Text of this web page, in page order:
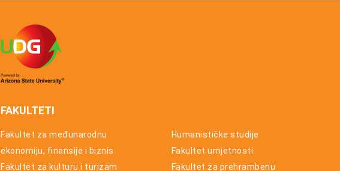
FAKULTETI
Fakultet za međunarodnu
ekonomiju, finansije i biznis
Fakultet za kulturu i turizam
Humanističke studije
Fakultet umjetnosti
Fakultet za prehrambenu